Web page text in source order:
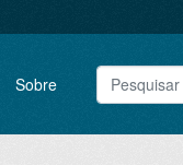
Sobre